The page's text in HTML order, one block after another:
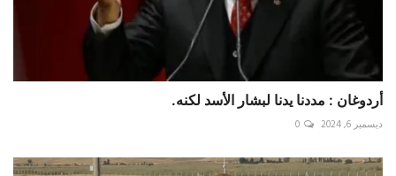
أردوغان : مددنا يدنا لبشار الأسد لكنه.
ديسمبر 6, 2024 0